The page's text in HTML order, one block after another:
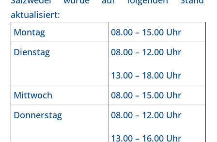
aktualisiert:
Montag
08.00 – 15.00 Uhr
Dienstag
08.00 – 12.00 Uhr
13.00 – 18.00 Uhr
Mittwoch
08.00 – 15.00 Uhr
Donnerstag
08.00 – 12.00 Uhr
13.00 – 16.00 Uhr